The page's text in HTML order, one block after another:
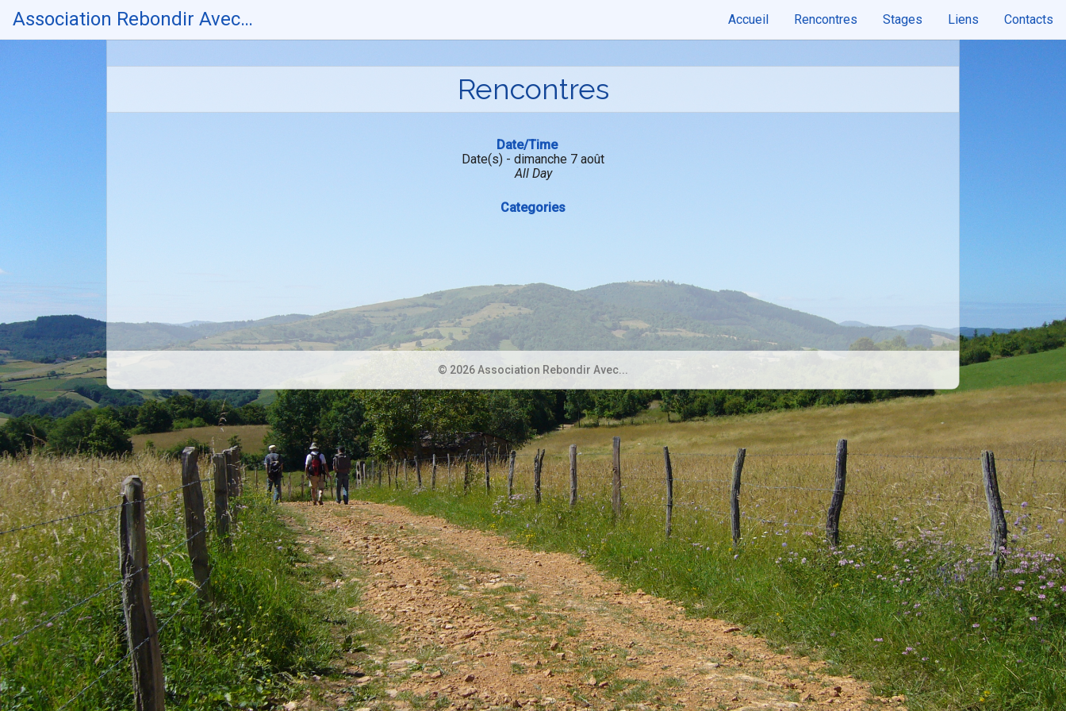
Association Rebondir Avec… Accueil Rencontres Stages Liens Contacts
Rencontres
Date/Time
Date(s) - dimanche 7 août
All Day
Categories
© 2026 Association Rebondir Avec...